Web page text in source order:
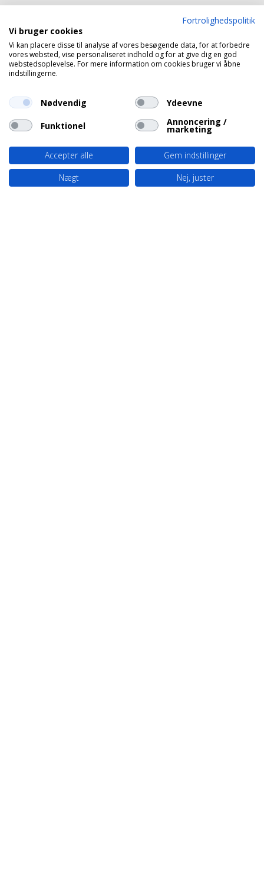
Fortrolighedspolitik
Vi bruger cookies
Vi kan placere disse til analyse af vores besøgende data, for at forbedre
vores websted, vise personaliseret indhold og for at give dig en god
webstedsoplevelse. For mere information om cookies bruger vi åbne
indstillingerne.
Nødvendig Ydeevne
Funktionel Annoncering /
marketing
Accepter alle
Gem indstillinger
Nægt
Nej, juster